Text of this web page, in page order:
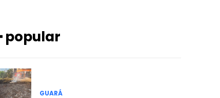
popular
GUARÁ